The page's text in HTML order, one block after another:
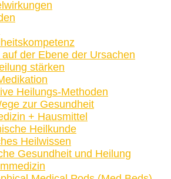
der Ebene der Ursachen
stärken
Heilungs-Methoden
zur Gesundheit
+ Hausmittel
Heilkunde
Heilwissen
Gesundheit und Heilung